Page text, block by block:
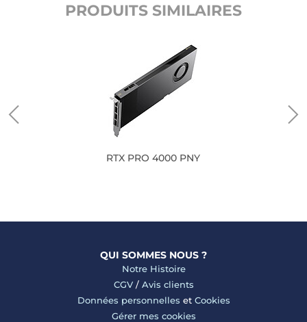
PRODUITS SIMILAIRES
RTX PRO 4000 PNY
QUI SOMMES NOUS ?
Notre Histoire
CGV/ Avis clients
Données personnelles et Cookies
Gérer mes cookies